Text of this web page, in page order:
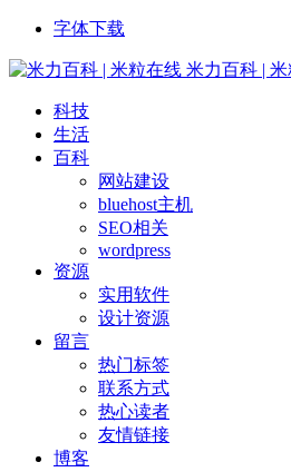
字体下载
米力百科 |
科技
生活
百科
网站建设
bluehost主机
SEO相关
wordpress
资源
实用软件
设计资源
留言
热门标签
联系方式
热心读者
友情链接
博客